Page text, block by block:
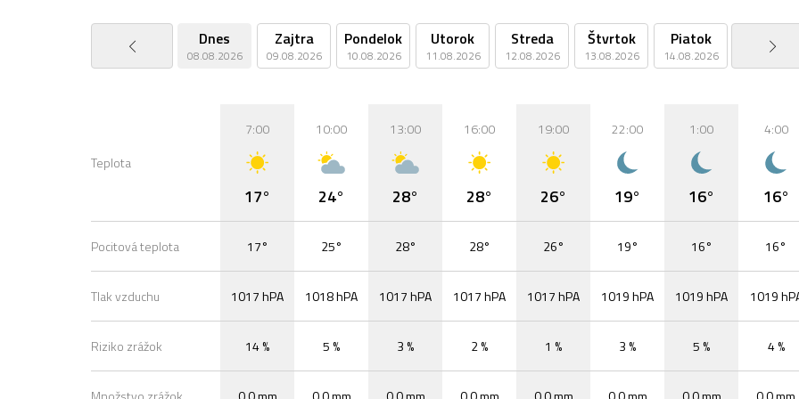
Dnes
08.08.2026
Zajtra
09.08.2026
Pondelok
10.08.2026
Utorok
11.08.2026
Streda
12.08.2026
Štvrtok
13.08.2026
Piatok
14.08.2026
Sobota
15.08.2026
Teplota
Pocitová teplota
Tlak vzduchu
Riziko zrážok
7:00
17°
17°
1017 hPA
14 %
10:00
24°
25°
1018 hPA
5 %
13:00
28°
28°
1017 hPA
3 %
16:00
28°
28°
1017 hPA
2 %
19:00
26°
26°
1017 hPA
1 %
22:00
19°
19°
1019 hPA
3 %
1:00
16°
16°
1019 hPA
5 %
4:00
16°
16°
1019
4 %